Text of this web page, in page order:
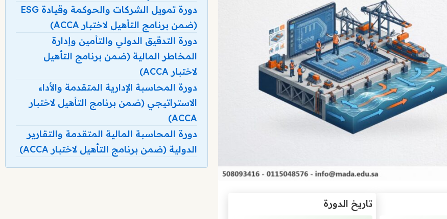
تاريخ الدورة
دورة تمويل الشركات والحوكمة وقيادة ESG
(ضمن برنامج التأهيل لاختبار ACCA)
دورة التدقيق الدولي والتأمين وإدارة
المخاطر المالية (ضمن برنامج التأهيل
لاختبار ACCA)
دورة المحاسبة الإدارية المتقدمة والأداء
الاستراتيجي (ضمن برنامج التأهيل لاختبار
ACCA)
دورة المحاسبة المالية المتقدمة والتقارير
الدولية (ضمن برنامج التأهيل لاختبار ACCA)